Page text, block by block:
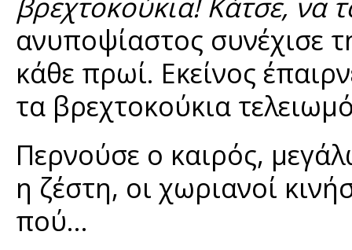
ανυποψίαστος συνέχισε
κάθε πρωί. Εκείνος
τα βρεχτοκούκια
Περνούσε ο καιρός,
η ζέστη, οι χωριανοί
πού…